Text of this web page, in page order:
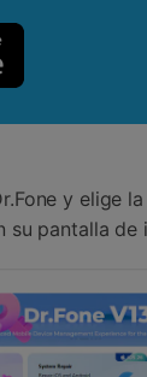
y elige
su pantalla de